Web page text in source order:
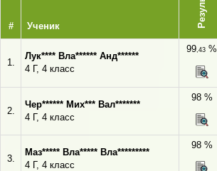
# Ученик
1.
Лук**** Вла****** Анд******
4 Г, 4 класс
99,43 %
2.
Чер****** Мих*** Вал*******
4 Г, 4 класс
98 %
3.
Маз***** Вла***** Вла*********
4 Г, 4 класс
98 %